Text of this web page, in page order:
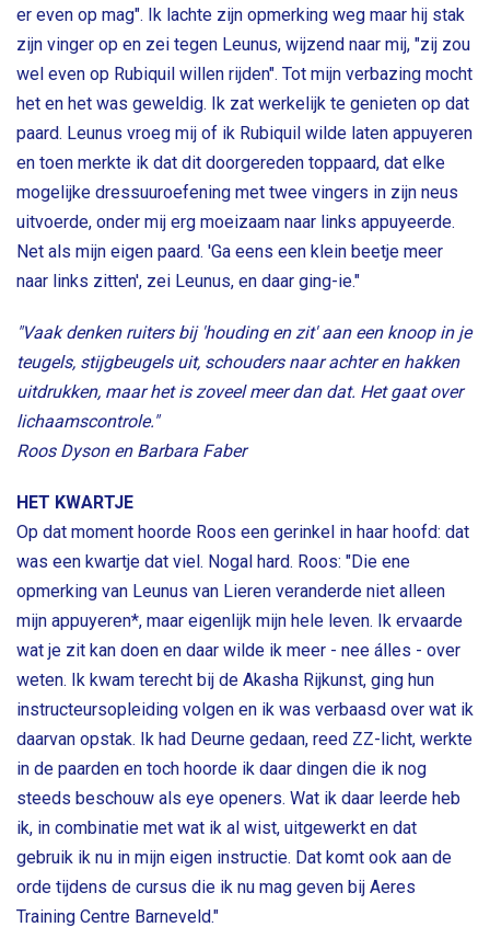
er even op mag". Ik lachte zijn opmerking weg maar hij stak
zijn vinger op en zei tegen Leunus, wijzend naar mij, "zij zou
wel even op Rubiquil willen rijden". Tot mijn verbazing mocht
het en het was geweldig. Ik zat werkelijk te genieten op dat
paard. Leunus vroeg mij of ik Rubiquil wilde laten appuyeren
en toen merkte ik dat dit doorgereden toppaard, dat elke
mogelijke dressuuroefening met twee vingers in zijn neus
uitvoerde, onder mij erg moeizaam naar links appuyeerde.
Net als mijn eigen paard. 'Ga eens een klein beetje meer
naar links zitten', zei Leunus, en daar ging-ie."
"Vaak denken ruiters bij 'houding en zit' aan een knoop in je
teugels, stijgbeugels uit, schouders naar achter en hakken
uitdrukken, maar het is zoveel meer dan dat. Het gaat over
lichaamscontrole."
Roos Dyson en Barbara Faber
HET KWARTJE
Op dat moment hoorde Roos een gerinkel in haar hoofd: dat
was een kwartje dat viel. Nogal hard. Roos: "Die ene
opmerking van Leunus van Lieren veranderde niet alleen
mijn appuyeren*, maar eigenlijk mijn hele leven. Ik ervaarde
wat je zit kan doen en daar wilde ik meer - nee álles - over
weten. Ik kwam terecht bij de Akasha Rijkunst, ging hun
instructeursopleiding volgen en ik was verbaasd over wat ik
daarvan opstak. Ik had Deurne gedaan, reed ZZ-licht, werkte
in de paarden en toch hoorde ik daar dingen die ik nog
steeds beschouw als eye openers. Wat ik daar leerde heb
ik, in combinatie met wat ik al wist, uitgewerkt en dat
gebruik ik nu in mijn eigen instructie. Dat komt ook aan de
orde tijdens de cursus die ik nu mag geven bij Aeres
Training Centre Barneveld."